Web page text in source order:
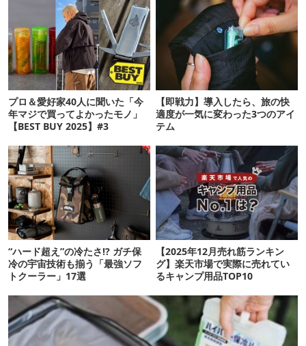
プロ＆愛好家40人に聞いた「今
年マジで買ってよかったモノ」
【BEST BUY 2025】#3
【即戦力】導入したら、旅の快
適度が一気に変わった3つのアイ
テム
“ハード超え”の冷たさ!? ガチ保
冷の宇宙技術も揃う「最強ソフ
トクーラー」17選
【2025年12月売れ筋ランキン
グ】楽天市場で実際に売れてい
るキャンプ用品TOP10